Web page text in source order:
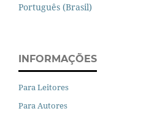
Português (Brasil)
INFORMAÇÕES
Para Leitores
Para Autores